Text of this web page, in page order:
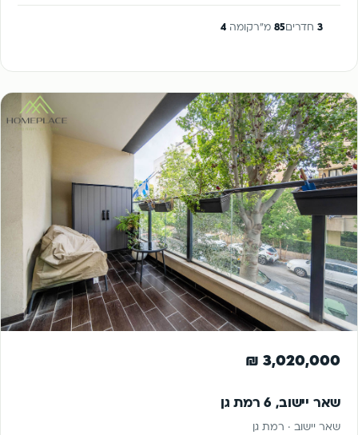
3 חדרים85 מ"רקומה4
3,020,000 ₪
שאר יישוב, 6 רמת גן
שאר יישוב · רמת גן